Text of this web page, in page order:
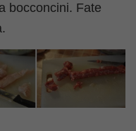
bocconcini. Fate